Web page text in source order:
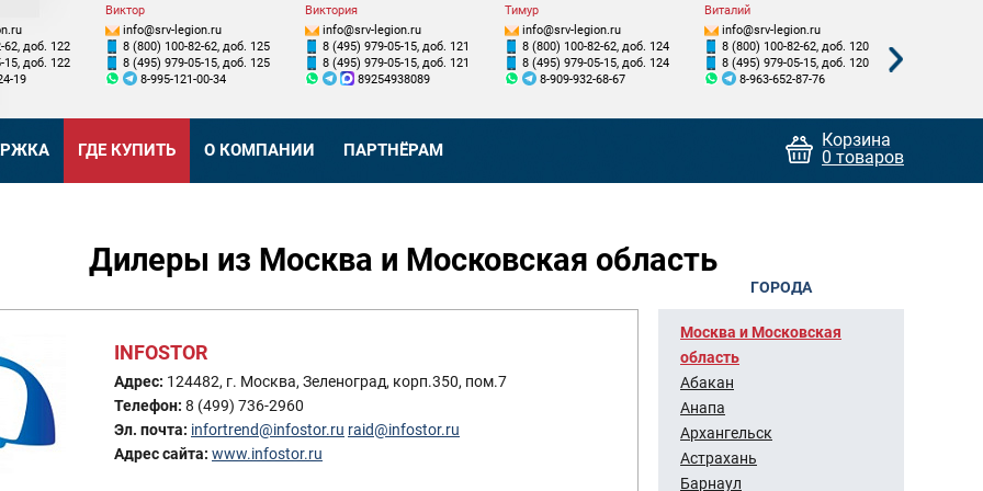
62, доб. 122
15, доб. 122
19
Виктор
info@srv-legion.ru
8 (800) 100-82-62, доб. 125
8 (495) 979-05-15, доб. 125
8-995-121-00-34
Виктория
info@srv-legion.ru
8 (495) 979-05-15, доб. 121
8 (495) 979-05-15, доб. 121
89254938089
Тимур
info@srv-legion.ru
8 (800) 100-82-62, доб. 124
8 (495) 979-05-15, доб. 124
8-909-932-68-67
Виталий
info@srv-legion.ru
8 (800) 100-82-62, доб. 120
8 (495) 979-05-15, доб. 120
8-963-652-87-76
ГДЕ КУПИТЬ О КОМПАНИИ ПАРТНЁРАМ
Корзина
0 товаров
Дилеры из Москва и Московская область
INFOSTOR
Адрес: 124482, г. Москва, Зеленоград, корп.350, пом.7
Телефон: 8 (499) 736-2960
Эл. почта: infortrend@infostor.ru raid@infostor.ru
Адрес сайта: www.infostor.ru
ГОРОДА
Москва и Московская
область
Абакан
Анапа
Архангельск
Астрахань
Барнаул